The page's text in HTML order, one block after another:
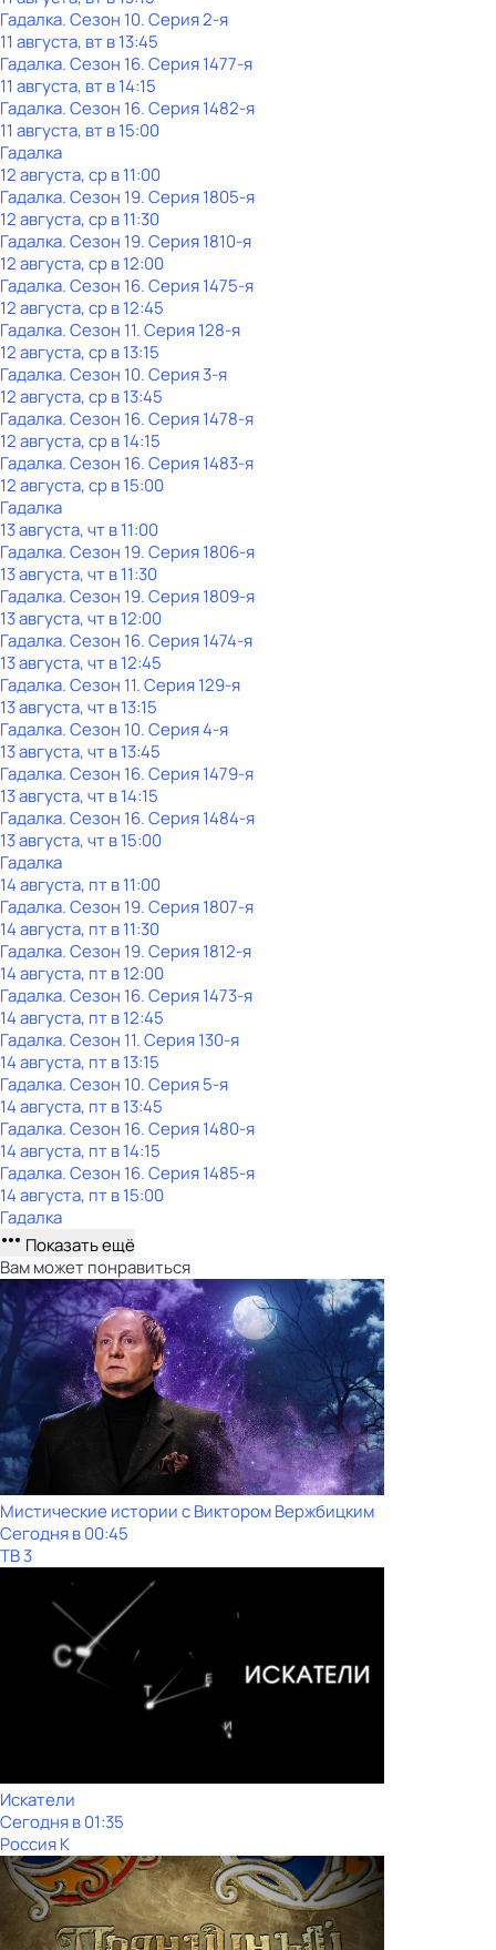
Гадaлкa. Сезон 10. Серия 2-я
11 августа, вт в 13:45
Гадaлкa. Сезон 16. Серия 1477-я
11 августа, вт в 14:15
Гадaлкa. Сезон 16. Серия 1482-я
11 августа, вт в 15:00
Гадaлкa
12 августа, ср в 11:00
Гадaлкa. Сезон 19. Серия 1805-я
12 августа, ср в 11:30
Гадaлкa. Сезон 19. Серия 1810-я
12 августа, ср в 12:00
Гадaлкa. Сезон 16. Серия 1475-я
12 августа, ср в 12:45
Гадaлкa. Сезон 11. Серия 128-я
12 августа, ср в 13:15
Гадaлкa. Сезон 10. Серия 3-я
12 августа, ср в 13:45
Гадaлкa. Сезон 16. Серия 1478-я
12 августа, ср в 14:15
Гадaлкa. Сезон 16. Серия 1483-я
12 августа, ср в 15:00
Гадaлкa
13 августа, чт в 11:00
Гадaлкa. Сезон 19. Серия 1806-я
13 августа, чт в 11:30
Гадaлкa. Сезон 19. Серия 1809-я
13 августа, чт в 12:00
Гадaлкa. Сезон 16. Серия 1474-я
13 августа, чт в 12:45
Гадaлкa. Сезон 11. Серия 129-я
13 августа, чт в 13:15
Гадaлкa. Сезон 10. Серия 4-я
13 августа, чт в 13:45
Гадaлкa. Сезон 16. Серия 1479-я
13 августа, чт в 14:15
Гадaлкa. Сезон 16. Серия 1484-я
13 августа, чт в 15:00
Гадaлкa
14 августа, пт в 11:00
Гадaлкa. Сезон 19. Серия 1807-я
14 августа, пт в 11:30
Гадaлкa. Сезон 19. Серия 1812-я
14 августа, пт в 12:00
Гадaлкa. Сезон 16. Серия 1473-я
14 августа, пт в 12:45
Гадaлкa. Сезон 11. Серия 130-я
14 августа, пт в 13:15
Гадaлкa. Сезон 10. Серия 5-я
14 августа, пт в 13:45
Гадaлкa. Сезон 16. Серия 1480-я
14 августа, пт в 14:15
Гадaлкa. Сезон 16. Серия 1485-я
14 августа, пт в 15:00
Гадaлкa
Показать ещё
Вам может понравиться
Мистические истории с Виктoром Bержбицким
Сегодня в 00:45
ТВ 3
Искатели
Сегодня в 01:35
Россия К